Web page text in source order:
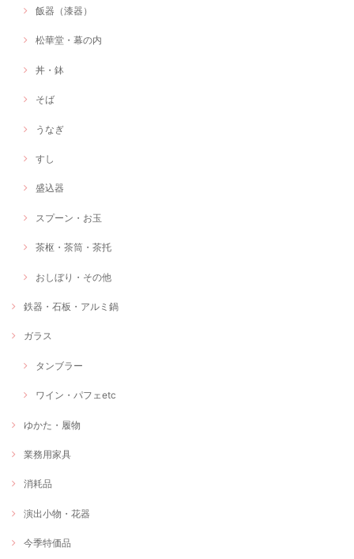
飯器（漆器）
松華堂・幕の内
丼・鉢
そば
うなぎ
すし
盛込器
スプーン・お玉
茶枢・茶筒・茶托
おしぼり・その他
鉄器・石板・アルミ鍋
ガラス
タンブラー
ワイン・パフェetc
ゆかた・履物
業務用家具
消耗品
演出小物・花器
今季特価品